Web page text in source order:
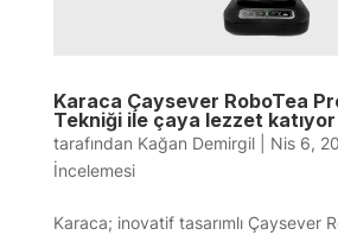
Karaca Çaysever RoboTea
Tekniği ile çaya lezzet katıyor
tarafından Kağan Demirgil| Nis 6,
İncelemesi
Karaca; inovatif tasarımlı Çaysever